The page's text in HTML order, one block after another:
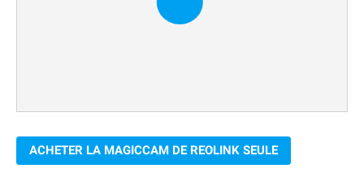
ACHETER LA MAGICCAM DE REOLINK SEULE